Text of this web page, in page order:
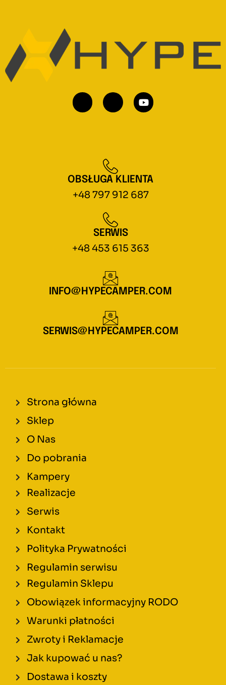
OBSŁUGA KLIENTA
+48 797 912 687
SERWIS
+48 453 615 363
INFO@HYPECAMPER.COM
SERWIS@HYPECAMPER.COM
Strona główna
Sklep
O Nas
Do pobrania
Kampery
Realizacje
Serwis
Kontakt
Polityka Prywatności
Regulamin serwisu
Regulamin Sklepu
Obowiązek informacyjny RODO
Warunki płatności
Zwroty i Reklamacje
Jak kupować u nas?
Dostawa i koszty